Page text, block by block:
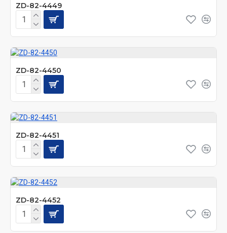
ZD-82-4449
ZD-82-4450
ZD-82-4451
ZD-82-4452